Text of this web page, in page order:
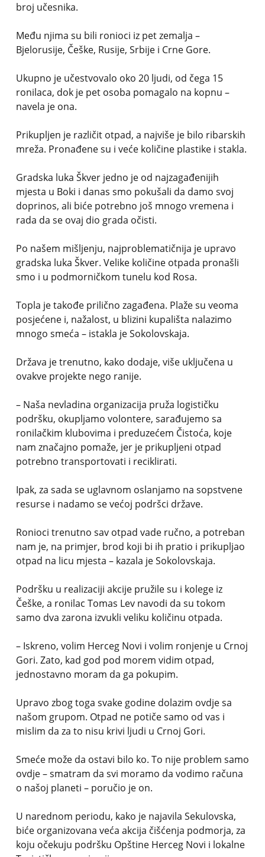
broj učesnika.
Među njima su bili ronioci iz pet zemalja –
Bjelorusije, Češke, Rusije, Srbije i Crne Gore.
Ukupno je učestvovalo oko 20 ljudi, od čega 15
ronilaca, dok je pet osoba pomagalo na kopnu –
navela je ona.
Prikupljen je različit otpad, a najviše je bilo ribarskih
mreža. Pronađene su i veće količine plastike i stakla.
Gradska luka Škver jedno je od najzagađenijih
mjesta u Boki i danas smo pokušali da damo svoj
doprinos, ali biće potrebno još mnogo vremena i
rada da se ovaj dio grada očisti.
Po našem mišljenju, najproblematičnija je upravo
gradska luka Škver. Velike količine otpada pronašli
smo i u podmorničkom tunelu kod Rosa.
Topla je takođe prilično zagađena. Plaže su veoma
posjećene i, nažalost, u blizini kupališta nalazimo
mnogo smeća – istakla je Sokolovskaja.
Država je trenutno, kako dodaje, više uključena u
ovakve projekte nego ranije.
– Naša nevladina organizacija pruža logističku
podršku, okupljamo volontere, sarađujemo sa
ronilačkim klubovima i preduzećem Čistoća, koje
nam značajno pomaže, jer je prikupljeni otpad
potrebno transportovati i reciklirati.
Ipak, za sada se uglavnom oslanjamo na sopstvene
resurse i nadamo se većoj podršci države.
Ronioci trenutno sav otpad vade ručno, a potreban
nam je, na primjer, brod koji bi ih pratio i prikupljao
otpad na licu mjesta – kazala je Sokolovskaja.
Podršku u realizaciji akcije pružile su i kolege iz
Češke, a ronilac Tomas Lev navodi da su tokom
samo dva zarona izvukli veliku količinu otpada.
– Iskreno, volim Herceg Novi i volim ronjenje u Crnoj
Gori. Zato, kad god pod morem vidim otpad,
jednostavno moram da ga pokupim.
Upravo zbog toga svake godine dolazim ovdje sa
našom grupom. Otpad ne potiče samo od vas i
mislim da za to nisu krivi ljudi u Crnoj Gori.
Smeće može da ostavi bilo ko. To nije problem samo
ovdje – smatram da svi moramo da vodimo računa
o našoj planeti – poručio je on.
U narednom periodu, kako je najavila Sekulovska,
biće organizovana veća akcija čišćenja podmorja, za
koju očekuju podršku Opštine Herceg Novi i lokalne